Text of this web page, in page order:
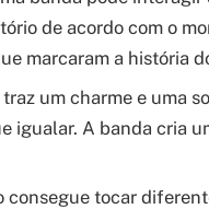
de acordo com o
marcaram a história
um charme e uma
igualar. A banda cria
consegue tocar